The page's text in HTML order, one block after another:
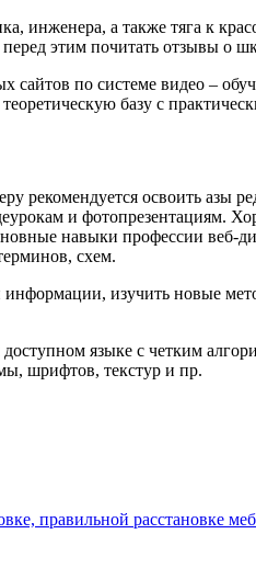
а также тяга к
этим почитать отзывы о
сайтов по системе видео –
базу с
рекомендуется освоить азы
и фотопрезентациям.
навыки профессии
схем.
изучить новые
языке с четким
шрифтов, текстур и пр.
правильной расстановке